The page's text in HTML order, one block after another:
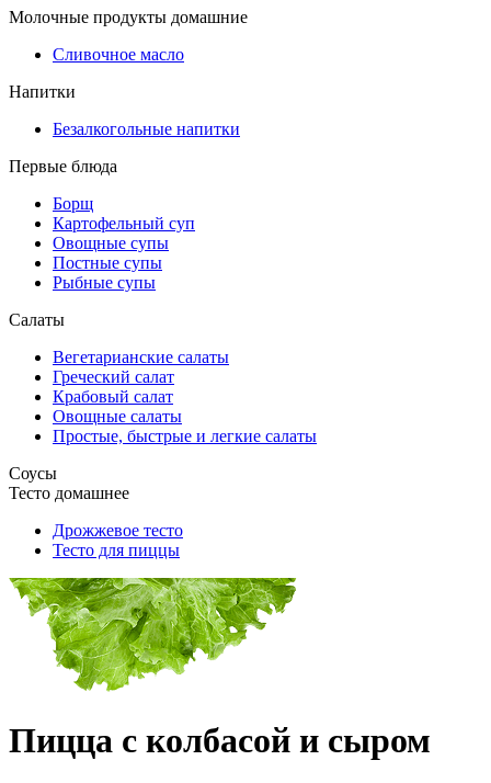
Молочные продукты домашние
Сливочное масло
Напитки
Безалкогольные напитки
Первые блюда
Борщ
Картофельный суп
Овощные супы
Постные супы
Рыбные супы
Салаты
Вегетарианские салаты
Греческий салат
Крабовый салат
Овощные салаты
Простые, быстрые и легкие салаты
Соусы
Тесто домашнее
Дрожжевое тесто
Тесто для пиццы
Пицца с колбасой и сыром